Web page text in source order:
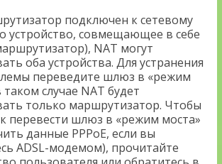
подключен к сетевому
устройство, совмещающее в себе
NAT могут
оба устройства. Для устранения
переведите шлюз в «режим
таком случае NAT будет
только маршрутизатор. Чтобы
перевести шлюз в «режим моста»
данные PPPoE, если вы
ADSL-модемом), прочитайте